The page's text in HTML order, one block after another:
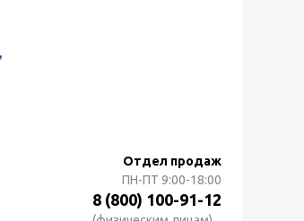
Отдел продаж
ПН-ПТ 9:00-18:00
8 (800) 100-91-12